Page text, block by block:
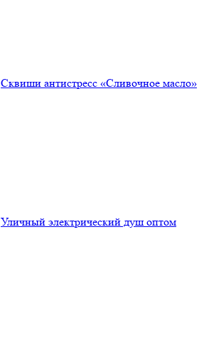
Сквиши антистресс «Сливочное масло»
Уличный электрический душ оптом